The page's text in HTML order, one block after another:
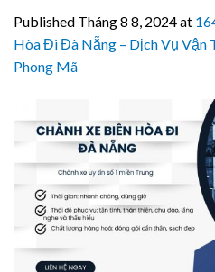
Published Tháng 8 8, 2024at
Hòa Đi Đà Nẵng – Dịch Vụ Vận
Phong Mã